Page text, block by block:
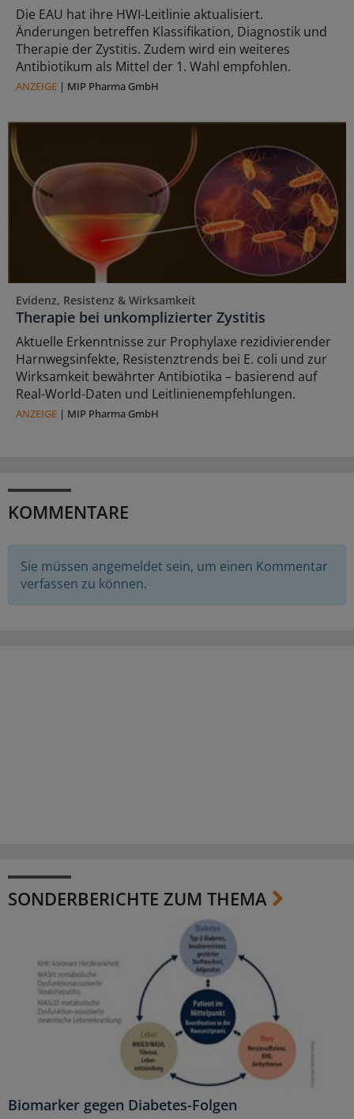
Die EAU hat ihre HWI-Leitlinie aktualisiert.
Änderungen betreffen Klassifikation, Diagnostik und
Therapie der Zystitis. Zudem wird ein weiteres
Antibiotikum als Mittel der 1. Wahl empfohlen.
ANZEIGE | MIP Pharma GmbH
Evidenz, Resistenz & Wirksamkeit
Therapie bei unkomplizierter Zystitis
Aktuelle Erkenntnisse zur Prophylaxe rezidivierender
Harnwegsinfekte, Resistenztrends bei E. coli und zur
Wirksamkeit bewährter Antibiotika – basierend auf
Real-World-Daten und Leitlinienempfehlungen.
ANZEIGE | MIP Pharma GmbH
KOMMENTARE
Sie müssen angemeldet sein, um einen Kommentar
verfassen zu können.
SONDERBERICHTE ZUM THEMA
Biomarker gegen Diabetes-Folgen